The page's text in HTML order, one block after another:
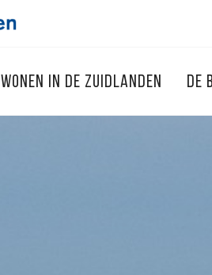
WONEN IN DE ZUIDLANDEN DE